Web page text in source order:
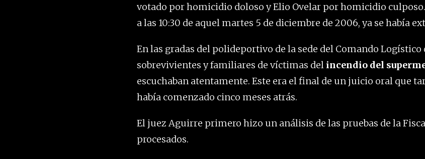
votado por homicidio doloso y Elio Ovelar por homicidio
a las 10:30 de aquel martes 5 de diciembre de 2006, ya se había
En las gradas del polideportivo de la sede del Comando Logístico
sobrevivientes y familiares de víctimas del incendio del
escuchaban atentamente. Este era el final de un juicio oral que
había comenzado cinco meses atrás.
El juez Aguirre primero hizo un análisis de las pruebas de la
procesados.